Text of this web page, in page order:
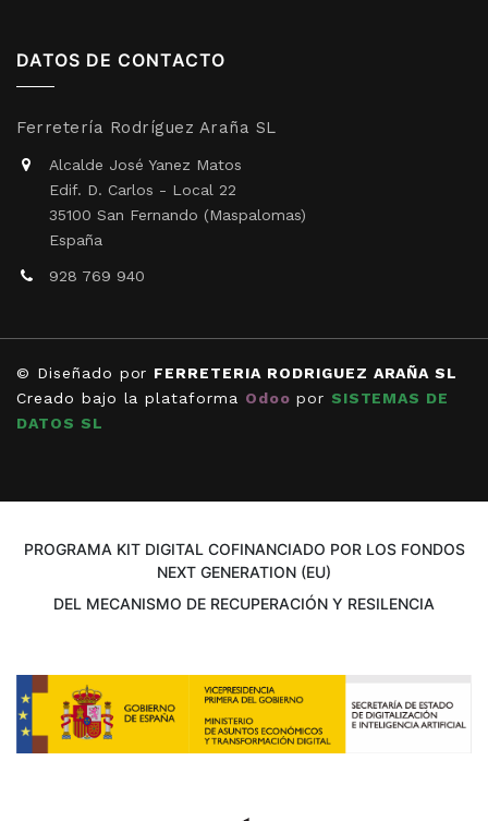
DATOS DE CONTACTO
Ferretería Rodríguez Araña SL
Alcalde José Yanez Matos
Edif. D. Carlos - Local 22
35100 San Fernando (Maspalomas)
España
928 769 940
© Diseñado por FERRETERIA RODRIGUEZ ARAÑA SL
Creado bajo la plataforma Odoo por SISTEMAS DE
DATOS SL
PROGRAMA KIT DIGITAL COFINANCIADO POR LOS FONDOS
NEXT GENERATION (EU)
DEL MECANISMO DE RECUPERACIÓN Y RESILENCIA